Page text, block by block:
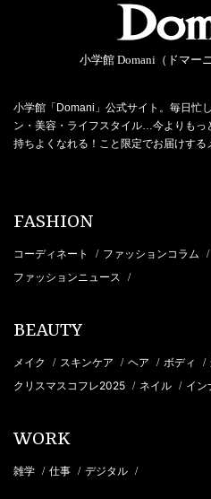
小学館 Domani（ドマー
小学館「Domani」公式サイト。毎日忙
ン・美容・ライフスタイル…今よりもっ
持ちよくなれる！こと限定でお届けする
FASHION
コーディネート / ファッションコラム /
ファッションニュース /
BEAUTY
メイク / スキンケア / ヘア / ボディ /
クリスマスコフレ2025 / ネイル / イン
WORK
雑学 / 仕事 / デジタル /